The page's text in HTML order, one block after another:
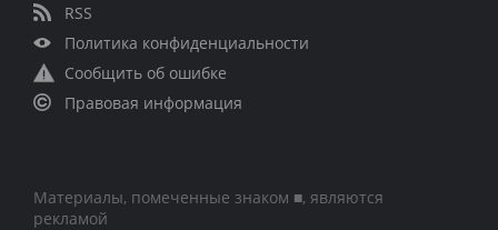
RSS
Политика конфиденциальности
Сообщить об ошибке
Правовая информация
Материалы, помеченные знаком ■, являются
рекламой